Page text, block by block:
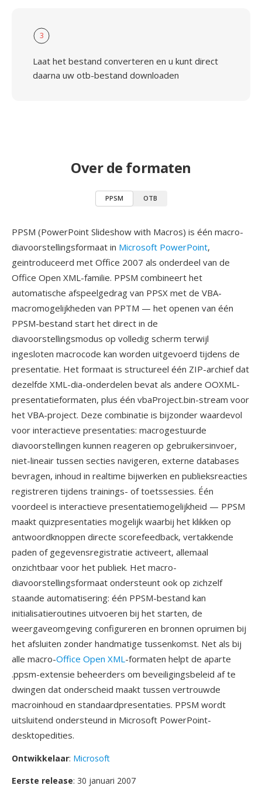
3
Laat het bestand converteren en u kunt direct
daarna uw otb-bestand downloaden
Over de formaten
PPSM OTB
PPSM (PowerPoint Slideshow with Macros) is één macro-
diavoorstellingsformaat in Microsoft PowerPoint,
geintroduceerd met Office 2007 als onderdeel van de
Office Open XML-familie. PPSM combineert het
automatische afspeelgedrag van PPSX met de VBA-
macromogelijkheden van PPTM — het openen van één
PPSM-bestand start het direct in de
diavoorstellingsmodus op volledig scherm terwijl
ingesloten macrocode kan worden uitgevoerd tijdens de
presentatie. Het formaat is structureel één ZIP-archief dat
dezelfde XML-dia-onderdelen bevat als andere OOXML-
presentatieformaten, plus één vbaProject.bin-stream voor
het VBA-project. Deze combinatie is bijzonder waardevol
voor interactieve presentaties: macrogestuurde
diavoorstellingen kunnen reageren op gebruikersinvoer,
niet-lineair tussen secties navigeren, externe databases
bevragen, inhoud in realtime bijwerken en publieksreacties
registreren tijdens trainings- of toetssessies. Één
voordeel is interactieve presentatiemogelijkheid — PPSM
maakt quizpresentaties mogelijk waarbij het klikken op
antwoordknoppen directe scorefeedback, vertakkende
paden of gegevensregistratie activeert, allemaal
onzichtbaar voor het publiek. Het macro-
diavoorstellingsformaat ondersteunt ook op zichzelf
staande automatisering: één PPSM-bestand kan
initialisatieroutines uitvoeren bij het starten, de
weergaveomgeving configureren en bronnen opruimen bij
het afsluiten zonder handmatige tussenkomst. Net als bij
alle macro-Office Open XML-formaten helpt de aparte
.ppsm-extensie beheerders om beveiligingsbeleid af te
dwingen dat onderscheid maakt tussen vertrouwde
macroinhoud en standaardpresentaties. PPSM wordt
uitsluitend ondersteund in Microsoft PowerPoint-
desktopedities.
Ontwikkelaar: Microsoft
Eerste release: 30 januari 2007